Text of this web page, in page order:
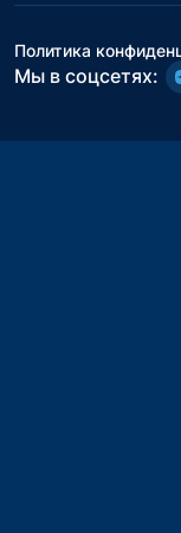
Политика
Мы в соцсетях: